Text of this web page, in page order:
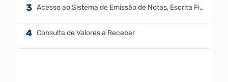
Acesso ao Sistema de Emissão de Notas, Escrita Fiscal, Nota ...
Consulta de Valores a Receber